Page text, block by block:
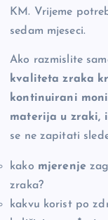
KM. Vrijeme
sedam mjeseci.
Ako razmislite
kvaliteta zraka
kontinuirani
materija u zraki,
se ne zapitati
kako mjerenje
zraka?
kakvu korist po